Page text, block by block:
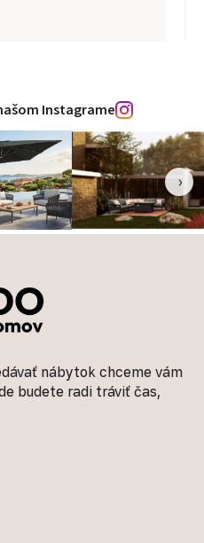
Instagrame
›
nábytok chceme vám
budete radi tráviť čas,